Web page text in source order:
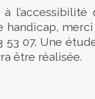
handicap,
53 07. Une
être réalisée.